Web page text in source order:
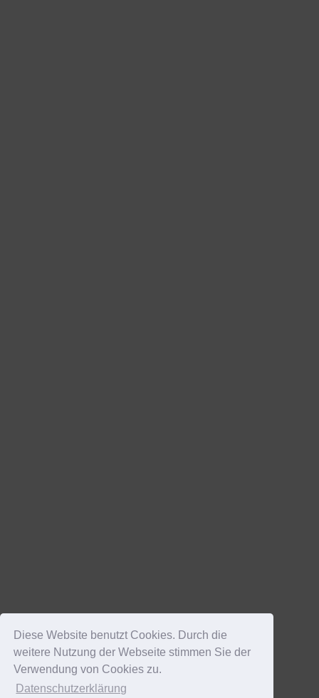
Diese Website benutzt Cookies. Durch die
weitere Nutzung der Webseite stimmen Sie der
Verwendung von Cookies zu.
Datenschutzerklärung